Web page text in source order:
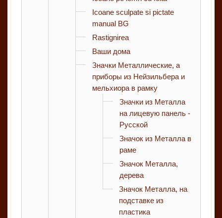
Icoane sculpate si pictate
manual BG
Rastignirea
Ваши дома
Значки Металлические, а
приборы из Нейзильбера и
мельхиора в рамку
Значки из Металла
на лицевую панель -
Русской
Значок из Металла в
раме
Значок Металла,
дерева
Значок Металла, на
подставке из
пластика